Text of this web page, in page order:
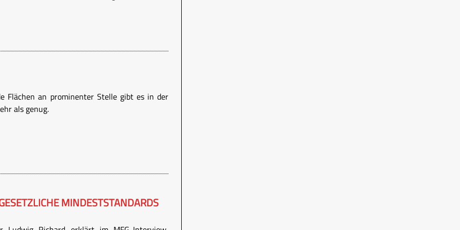
Flächen an prominenter Stelle gibt es in der
als genug.
MINDESTSTANDARDS